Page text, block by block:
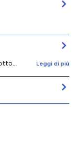
Leggi di più